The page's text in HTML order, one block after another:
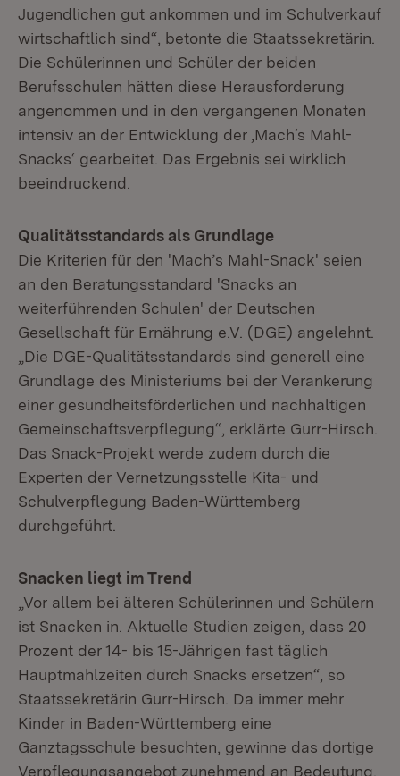
Jugendlichen gut ankommen und im Schulverkauf
wirtschaftlich sind“, betonte die Staatssekretärin.
Die Schülerinnen und Schüler der beiden
Berufsschulen hätten diese Herausforderung
angenommen und in den vergangenen Monaten
intensiv an der Entwicklung der ‚Mach´s Mahl-
Snacks‘ gearbeitet. Das Ergebnis sei wirklich
beeindruckend.
Qualitätsstandards als Grundlage
Die Kriterien für den 'Mach’s Mahl-Snack' seien
an den Beratungsstandard 'Snacks an
weiterführenden Schulen' der Deutschen
Gesellschaft für Ernährung e.V. (DGE) angelehnt.
„Die DGE-Qualitätsstandards sind generell eine
Grundlage des Ministeriums bei der Verankerung
einer gesundheitsförderlichen und nachhaltigen
Gemeinschaftsverpflegung“, erklärte Gurr-Hirsch.
Das Snack-Projekt werde zudem durch die
Experten der Vernetzungsstelle Kita- und
Schulverpflegung Baden-Württemberg
durchgeführt.
Snacken liegt im Trend
„Vor allem bei älteren Schülerinnen und Schülern
ist Snacken in. Aktuelle Studien zeigen, dass 20
Prozent der 14- bis 15-Jährigen fast täglich
Hauptmahlzeiten durch Snacks ersetzen“, so
Staatssekretärin Gurr-Hirsch. Da immer mehr
Kinder in Baden-Württemberg eine
Ganztagsschule besuchten, gewinne das dortige
Verpflegungsangebot zunehmend an Bedeutung.